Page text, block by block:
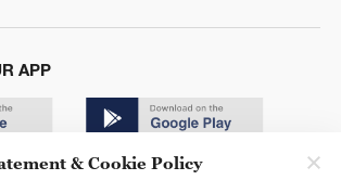
APP
& Cookie Policy